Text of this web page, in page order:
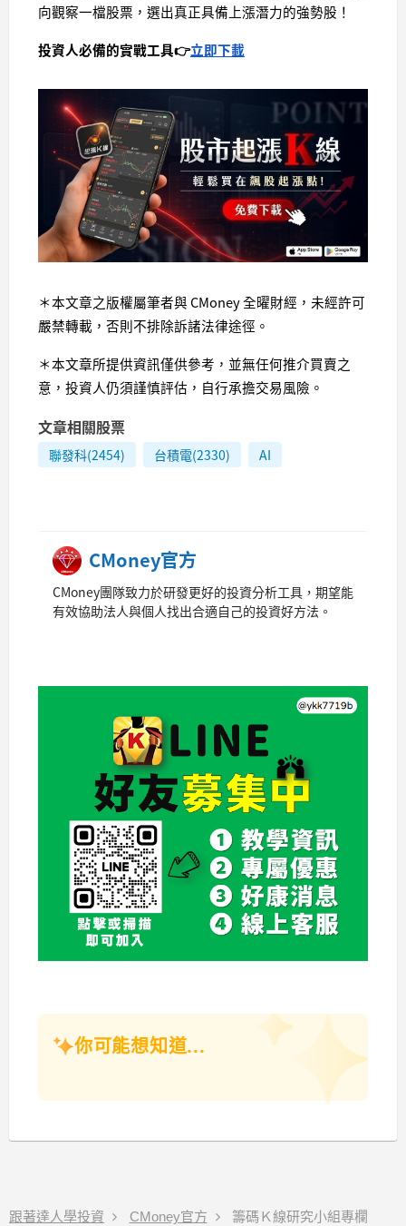
向觀察一檔股票，選出真正具備上漲潛力的強勢股！
投資人必備的實戰工具👉立即下載
＊本文章之版權屬筆者與 CMoney 全曜財經，未經許可
嚴禁轉載，否則不排除訴諸法律途徑。
＊本文章所提供資訊僅供參考，並無任何推介買賣之
意，投資人仍須謹慎評估，自行承擔交易風險。
文章相關股票
聯發科(2454) 台積電(2330) AI
CMoney官方
CMoney團隊致力於研發更好的投資分析工具，期望能
有效協助法人與個人找出合適自己的投資好方法。
你可能想知道...
跟著達人學投資 CMoney官方 籌碼Ｋ線研究小組專欄